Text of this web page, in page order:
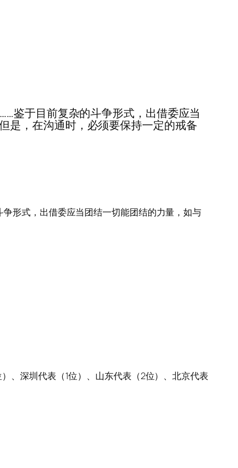
鉴于目前复杂的斗争形式，出借委应当
是，在沟通时，必须要保持一定的戒备
形式，出借委应当团结一切能团结的力量，如与
、深圳代表（1位）、山东代表（2位）、北京代表